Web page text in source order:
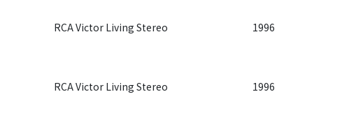
RCA Victor Living Stereo 1996
RCA Victor Living Stereo 1996